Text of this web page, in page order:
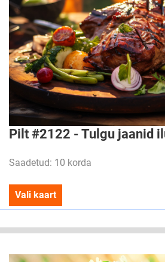
Pilt #2122 - Tulgu jaanid
Saadetud: 10 korda
Vali kaart